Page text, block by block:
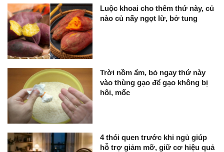
Luộc khoai cho thêm thứ này, củ
nào củ nấy ngọt lừ, bở tung
Trời nồm ẩm, bỏ ngay thứ này
vào thùng gạo để gạo không bị
hôi, mốc
4 thói quen trước khi ngủ giúp
hỗ trợ giảm mỡ, giữ cơ hiệu quả